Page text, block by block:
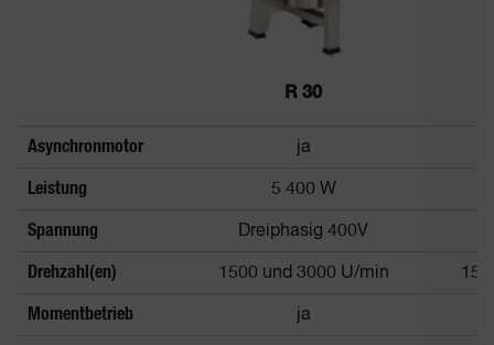
R 30
Asynchronmotor ja
Leistung 5 400 W
Spannung Dreiphasig 400V
Drehzahl(en) 1500 und 3000 U/min
Momentbetrieb ja